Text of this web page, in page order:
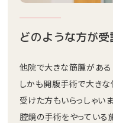
どのような方が
他院で大きな筋腫がある
しかも開腹手術で大きな
受けた方もいらっしゃい
腔鏡の手術をやっている